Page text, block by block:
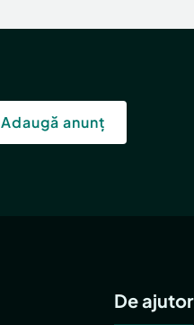
Adaugă anunț
De ajutor